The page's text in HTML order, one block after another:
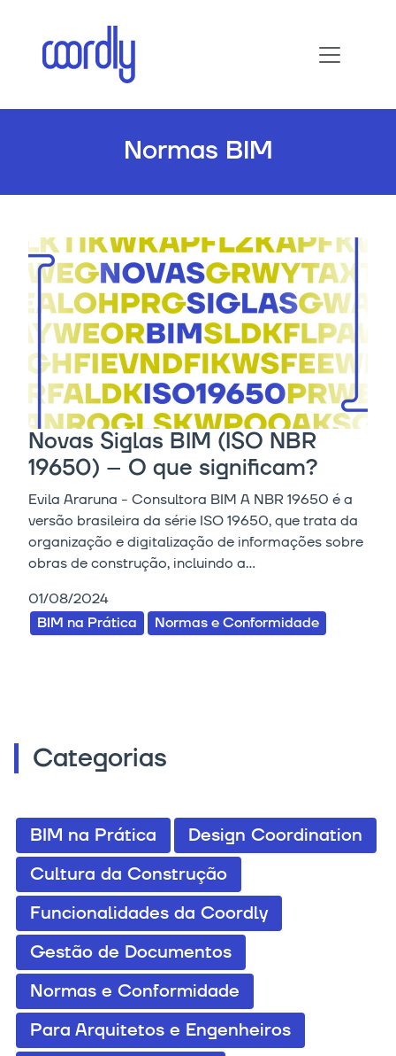
Normas BIM
Novas Siglas BIM (ISO NBR
19650) – O que significam?
Evila Araruna - Consultora BIM A NBR 19650 é a
versão brasileira da série ISO 19650, que trata da
organização e digitalização de informações sobre
obras de construção, incluindo a...
01/08/2024
BIM na Prática
Normas e Conformidade
Categorias
BIM na Prática
Design Coordination
Cultura da Construção
Funcionalidades da Coordly
Gestão de Documentos
Normas e Conformidade
Para Arquitetos e Engenheiros